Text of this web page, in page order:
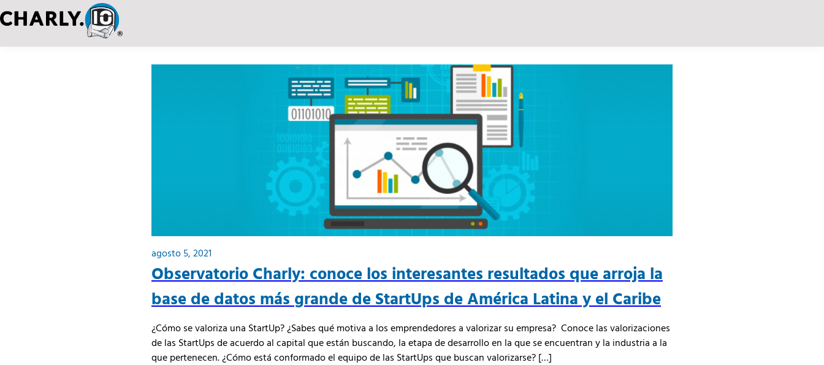
agosto 5, 2021
Observatorio Charly: conoce los interesantes resultados que arroja la
base de datos más grande de StartUps de América Latina y el Caribe
¿Cómo se valoriza una StartUp? ¿Sabes qué motiva a los emprendedores a valorizar su empresa? Conoce las valorizaciones
de las StartUps de acuerdo al capital que están buscando, la etapa de desarrollo en la que se encuentran y la industria a la
que pertenecen. ¿Cómo está conformado el equipo de las StartUps que buscan valorizarse? […]